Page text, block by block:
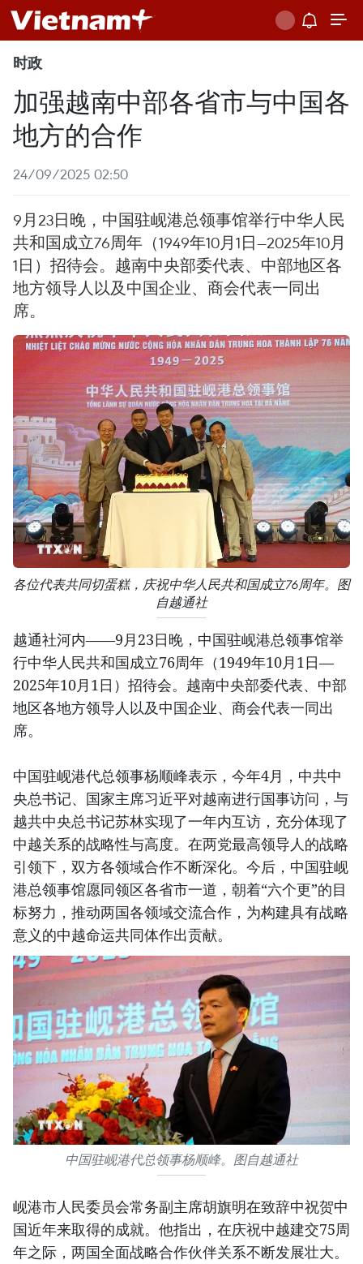
时政
加强越南中部各省市与中国各
地方的合作
24/09/2025 02:50
9月23日晚，中国驻岘港总领事馆举行中华人民
共和国成立76周年（1949年10月1日—2025年10月
1日）招待会。越南中央部委代表、中部地区各
地方领导人以及中国企业、商会代表一同出
席。
各位代表共同切蛋糕，庆祝中华人民共和国成立76周年。图
自越通社
越通社河内——9月23日晚，中国驻岘港总领事馆举
行中华人民共和国成立76周年（1949年10月1日—
2025年10月1日）招待会。越南中央部委代表、中部
地区各地方领导人以及中国企业、商会代表一同出
席。
中国驻岘港代总领事杨顺峰表示，今年4月，中共中
央总书记、国家主席习近平对越南进行国事访问，与
越共中央总书记苏林实现了一年内互访，充分体现了
中越关系的战略性与高度。在两党最高领导人的战略
引领下，双方各领域合作不断深化。今后，中国驻岘
港总领事馆愿同领区各省市一道，朝着“六个更”的目
标努力，推动两国各领域交流合作，为构建具有战略
意义的中越命运共同体作出贡献。
中国驻岘港代总领事杨顺峰。图自越通社
岘港市人民委员会常务副主席胡旗明在致辞中祝贺中
国近年来取得的成就。他指出，在庆祝中越建交75周
年之际，两国全面战略合作伙伴关系不断发展壮大。